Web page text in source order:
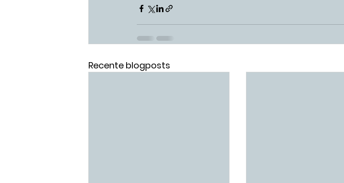
Recente blogposts